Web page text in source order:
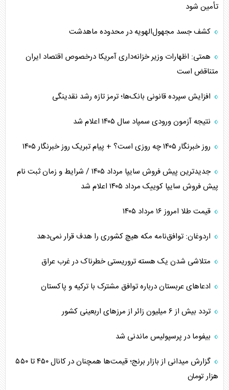
تأمین شود
کشف جسد مجهول‌الهویه در محدوده ماهدشت
همتی: اظهارات وزیر خزانه‌داری آمریکا درخصوص اقتصاد ایران
متناقض است
افزایش سپرده قانونی بانک‌ها؛ ترمز تازه رشد نقدینگی
نتیجه آزمون ورودی سمپاد سال ۱۴۰۵ اعلام شد
روز خبرنگار ۱۴۰۵ چه روزی است؟ + پیام تبریک روز خبرنگار ۱۴۰۵
جدیدترین پیش فروش سایپا مرداد ۱۴۰۵ / شرایط و زمان ثبت نام
پیش فروش سایپا کوییک مرداد ۱۴۰۵ اعلام شد
قیمت طلا امروز ۱۶ مرداد ۱۴۰۵
اردوغان: توافق‌نامه مکه هیچ کشوری را هدف قرار نمی‌دهد
متلاشی شدن یک هسته تروریستی خطرناک در غرب عراق
ادعاهای عربستان درباره توافق مشترک با ترکیه و پاکستان
تردد بیش از ۶ میلیون زائر از مرزهای اربعینی کشور
بیفوما در پرسپولیس ماندنی شد
گزارش میدانی از بازار برنج؛ قیمت‌ها همچنان در کانال ۴۵۰ تا ۵۵۰
هزار تومان